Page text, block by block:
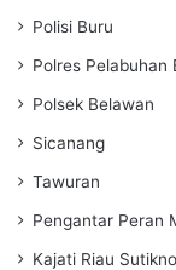
Polisi Buru
Polres Pelabuhan
Polsek Belawan
Sicanang
Tawuran
Pengantar Peran
Kajati Riau Sutikno